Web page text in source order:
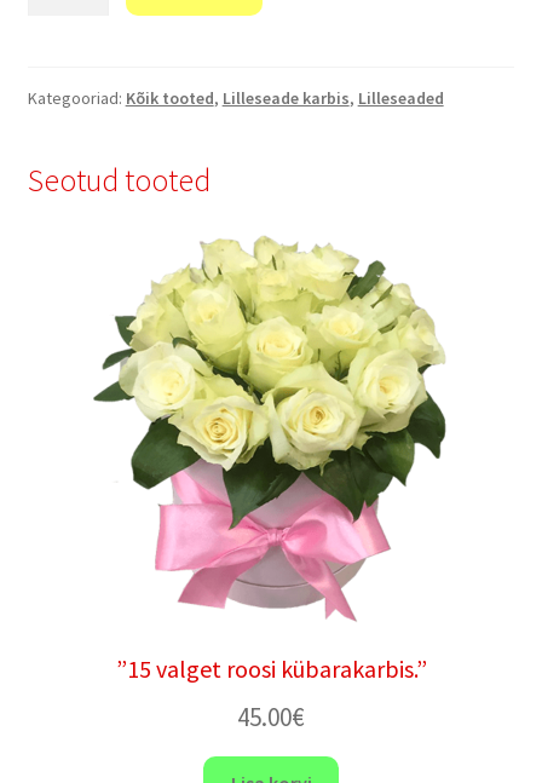
vikerkaarekipsidega."
Kategooriad: Kõik tooted, Lilleseade karbis, Lilleseaded
Seotud tooted
”15 valget roosi kübarakarbis.”
45.00€